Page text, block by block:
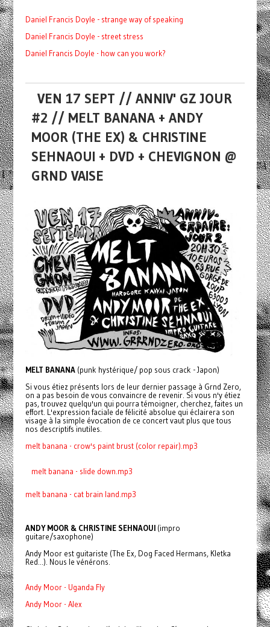
Daniel Francis Doyle - strange way of speaking
Daniel Francis Doyle - street stress
Daniel Francis Doyle - how can you work?
VEN 17 SEPT // ANNIV' GZ JOUR
#2 // MELT BANANA + ANDY
MOOR (THE EX) & CHRISTINE
SEHNAOUI + DVD + CHEVIGNON @
GRND VAISE
MELT BANANA (punk hystérique/ pop sous crack - Japon)
Si vous étiez présents lors de leur dernier passage à Grnd Zero,
on a pas besoin de vous convaincre de revenir. Si vous n'y étiez
pas, trouvez quelqu'un qui pourra témoigner, cherchez, faites un
effort. L'expression faciale de félicité absolue qui éclairera son
visage à la simple évocation de ce concert vaut plus que tous
nos descriptifs inutiles.
melt banana - crow's paint brust (color repair).mp3
melt banana - slide down.mp3
melt banana - cat brain land.mp3
ANDY MOOR & CHRISTINE SEHNAOUI (impro
guitare/saxophone)
Andy Moor est guitariste (The Ex, Dog Faced Hermans, Kletka
Red...). Nous le vénérons.
Andy Moor - Uganda Fly
Andy Moor - Alex